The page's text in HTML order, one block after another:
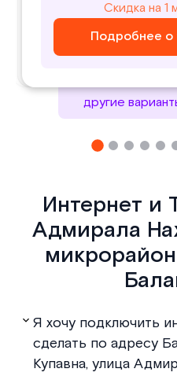
Скидка на 1
Подробнее о
Скидка на 1
Подробнее о
₽/
Подробнее о
₽/
Подробнее о
другие
Интернет и
Адмирала
Я хочу подключить
сделать по адресу
Купавна, улица